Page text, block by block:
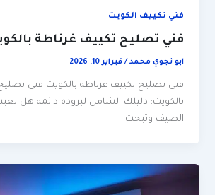
فني تكييف الكويت
فني تصليح تكييف غرناطة
ابو نجوي محمد/فبراير 10, 2026
فني تصليح تكييف غرناطة بالكويت فني
بالكويت: دليلك الشامل لبرودة دائمة هل
الصيف وتبحث